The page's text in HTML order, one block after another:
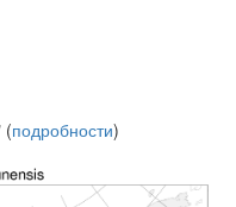
(подробности)